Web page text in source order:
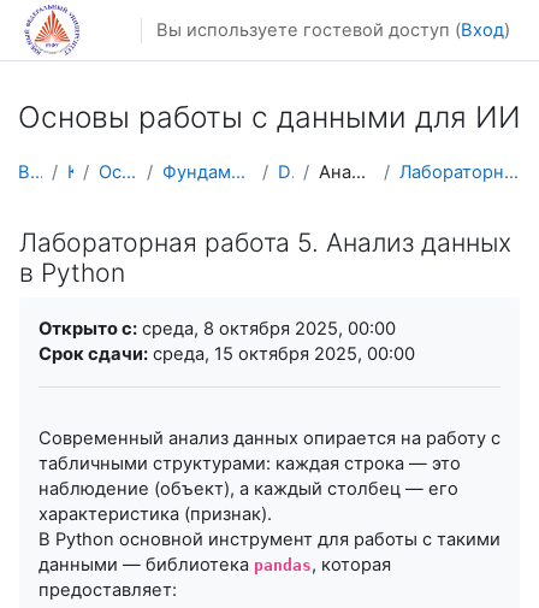
Перейти к основному содержанию
Вы используете гостевой доступ (Вход)
Основы работы с данными для ИИ
В начало Курсы Осенний семестр Фундаментальная информатика и ИТ DataSc101 Анализ данных в Python Лабораторная работа 5. Анализ данных в Python
Лабораторная работа 5. Анализ данных
в Python
Открыто с: среда, 8 октября 2025, 00:00
Срок сдачи: среда, 15 октября 2025, 00:00
Современный анализ данных опирается на работу с
табличными структурами: каждая строка — это
наблюдение (объект), а каждый столбец — его
характеристика (признак).
В Python основной инструмент для работы с такими
данными — библиотека pandas, которая
предоставляет: